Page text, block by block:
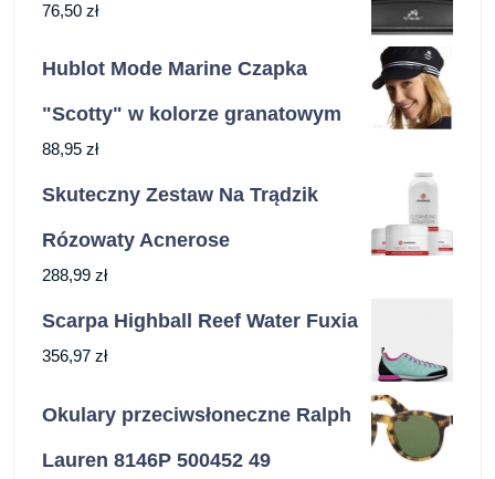
76,50 zł
Hublot Mode Marine Czapka
"Scotty" w kolorze granatowym
88,95 zł
Skuteczny Zestaw Na Trądzik
Rózowaty Acnerose
288,99 zł
Scarpa Highball Reef Water Fuxia
356,97 zł
Okulary przeciwsłoneczne Ralph
Lauren 8146P 500452 49